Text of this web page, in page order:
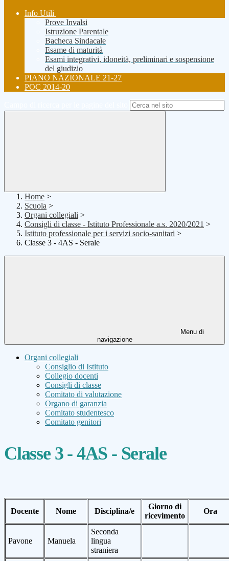
Info Utili
Prove Invalsi
Istruzione Parentale
Bacheca Sindacale
Esame di maturità
Esami integrativi, idoneità, preliminari e sospensione
del giudizio
PIANO NAZIONALE 21-27
POC 2014-20
Home >
Scuola >
Organi collegiali >
Consigli di classe - Istituto Professionale a.s. 2020/2021 >
Istituto professionale per i servizi socio-sanitari >
Classe 3 - 4AS - Serale
Menu di
navigazione
Organi collegiali
Consiglio di Istituto
Collegio docenti
Consigli di classe
Comitato di valutazione
Organo di garanzia
Comitato studentesco
Comitato genitori
Classe 3 - 4AS - Serale
Docente Nome Disciplina/e
Giorno di
ricevimento
Ora
Pavone Manuela
Seconda
lingua
straniera